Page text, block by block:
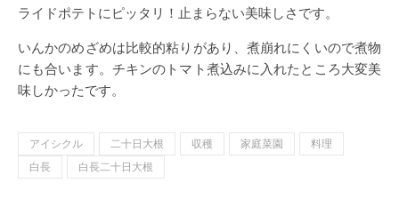
ライドポテトにピッタリ！止まらない美味しさです。
いんかのめざめは比較的粘りがあり、煮崩れにくいので煮物
にも合います。チキンのトマト煮込みに入れたところ大変美
味しかったです。
アイシクル 二十日大根 収穫 家庭菜園
料理
白長
白長二十日大根